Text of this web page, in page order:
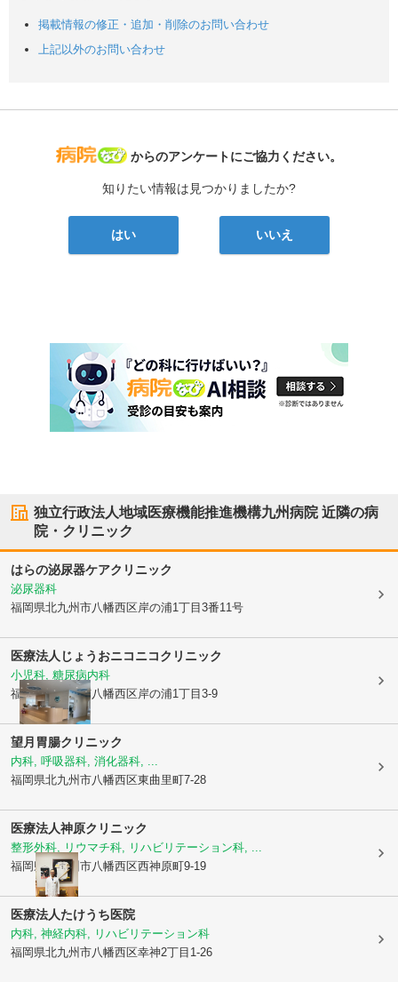
掲載情報の修正・追加・削除のお問い合わせ
上記以外のお問い合わせ
病院なび
からのアンケートにご協力ください。
知りたい情報は見つかりましたか?
はい いいえ
独立行政法人地域医療機能推進機構九州病院近隣の病
院・クリニック
はらの泌尿器ケアクリニック
泌尿器科
福岡県北九州市八幡西区 岸の浦1丁目3番11号
医療法人 じょうおニコニコクリニック
小児科, 糖尿病内科
福岡県北九州市八幡西区 岸の浦1丁目3-9
望月胃腸クリニック
内科, 呼吸器科, 消化器科, ...
福岡県北九州市八幡西区東曲里町7-28
医療法人神原クリニック
整形外科, リウマチ科, リハビリテーション科, ...
福岡県北九州市八幡西区西神原町9-19
医療法人たけうち医院
内科, 神経内科, リハビリテーション科
福岡県北九州市八幡西区幸神2丁目1-26